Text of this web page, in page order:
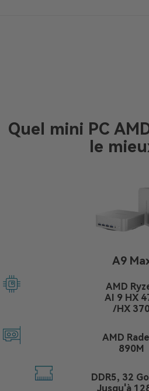
Quel mini PC
le
A9
AMD
AI 9 HX
/HX 370
AMD
890M
DDR5, 32
Jusqu'à